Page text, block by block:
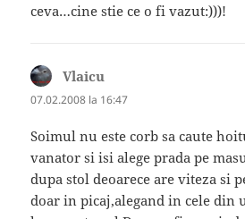
ceva…cine stie ce o fi vazut:)))!
Vlaicu
07.02.2008 la 16:47
Soimul nu este corb sa caute
vanator si isi alege prada pe
dupa stol deoarece are viteza si
doar in picaj,alegand in cele din